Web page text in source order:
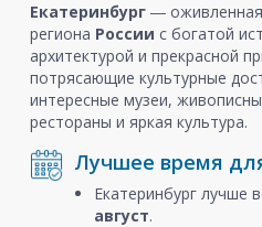
Екатеринбург― оживленная
региона России с богатой
архитектурой и прекрасной
потрясающие культурные
интересные музеи,
рестораны и яркая культура.
Лучшее время
Екатеринбург лучше
август.